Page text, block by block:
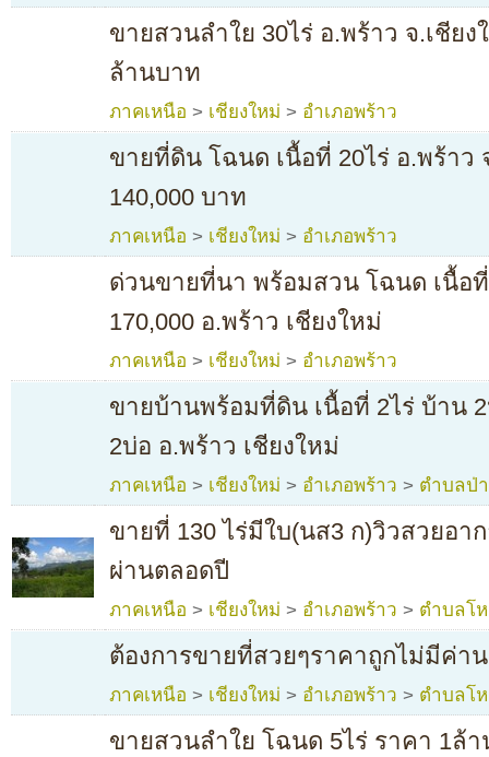
ขายสวนลำใย 30ไร่ อ.พร้าว จ.เชีย
ล้านบาท
ภาคเหนือ > เชียงใหม่ > อำเภอพร้าว
ขายที่ดิน โฉนด เนื้อที่ 20ไร่ อ.พร้าว
140,000 บาท
ภาคเหนือ > เชียงใหม่ > อำเภอพร้าว
ด่วนขายที่นา พร้อมสวน โฉนด เนื้อที่
170,000 อ.พร้าว เชียงใหม่
ภาคเหนือ > เชียงใหม่ > อำเภอพร้าว
ขายบ้านพร้อมที่ดิน เนื้อที่ 2ไร่ บ้าน
2บ่อ อ.พร้าว เชียงใหม่
ภาคเหนือ > เชียงใหม่ > อำเภอพร้าว > ตำบลป่
ขายที่ 130 ไร่มีใบ(นส3 ก)วิวสวยอา
ผ่านตลอดปี
ภาคเหนือ > เชียงใหม่ > อำเภอพร้าว > ตำบลโ
ต้องการขายที่สวยๆราคาถูกไม่มีค่า
ภาคเหนือ > เชียงใหม่ > อำเภอพร้าว > ตำบลโ
ขายสวนลำใย โฉนด 5ไร่ ราคา 1ล้